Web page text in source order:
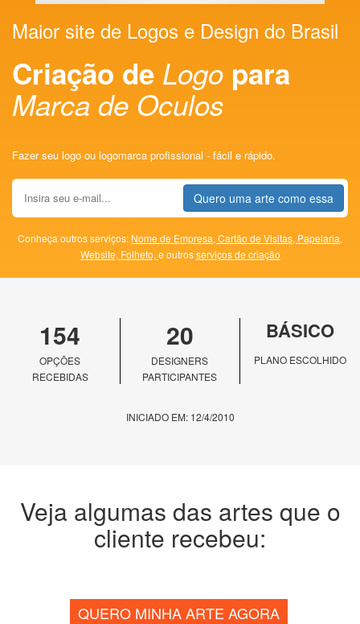
Maior site de Logos e Design do Brasil
Criação de Logo para
Marca de Oculos
Fazer seu logo ou logomarca profissional - fácil e rápido.
Quero uma arte como essa
Conheça outros serviços: Nome de Empresa, Cartão de Visitas, Papelaria,
Website, Folheto, e outrosserviços de criação
154
OPÇÕES
RECEBIDAS
20
DESIGNERS
PARTICIPANTES
BÁSICO
PLANO ESCOLHIDO
INICIADO EM: 12/4/2010
Veja algumas das artes que o
cliente recebeu:
QUERO MINHA ARTE AGORA